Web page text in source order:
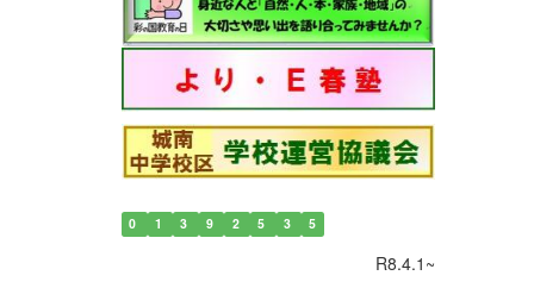
0 1 3 9 2 5 3 5
R8.4.1~